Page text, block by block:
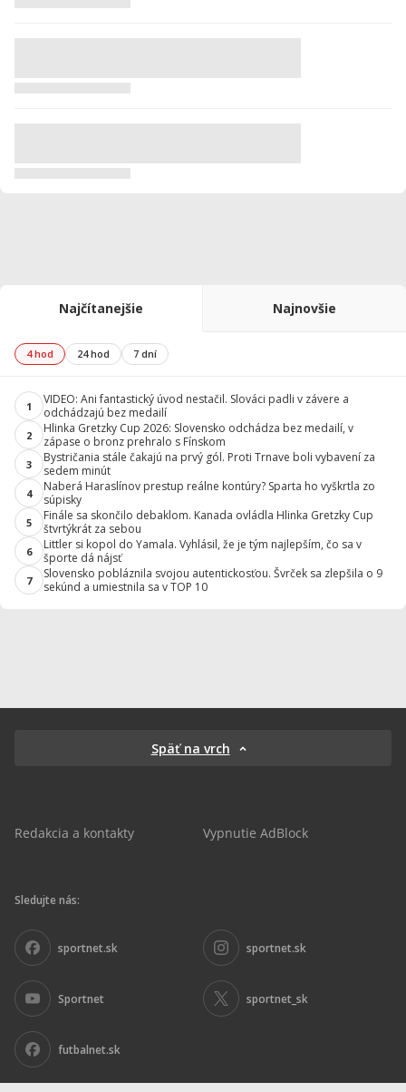
Najčítanejšie Najnovšie
4 hod 24 hod 7 dní
1
VIDEO: Ani fantastický úvod nestačil. Slováci padli v závere a
odchádzajú bez medailí
2
Hlinka Gretzky Cup 2026: Slovensko odchádza bez medailí, v
zápase o bronz prehralo s Fínskom
3
Bystričania stále čakajú na prvý gól. Proti Trnave boli vybavení za
sedem minút
4
Naberá Haraslínov prestup reálne kontúry? Sparta ho vyškrtla zo
súpisky
5
Finále sa skončilo debaklom. Kanada ovládla Hlinka Gretzky Cup
štvrtýkrát za sebou
6
Littler si kopol do Yamala. Vyhlásil, že je tým najlepším, čo sa v
športe dá nájsť
7
Slovensko pobláznila svojou autentickosťou. Švrček sa zlepšila o 9
sekúnd a umiestnila sa v TOP 10
Späť na vrch
Redakcia a kontakty Vypnutie AdBlock
Sledujte nás:
sportnet.sk sportnet.sk
Sportnet sportnet_sk
futbalnet.sk